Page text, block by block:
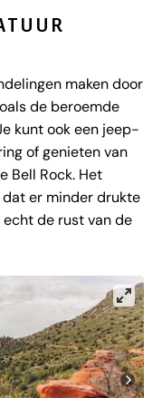
maken door
de beroemde
kunt ook een jeep-
of genieten van
Bell Rock. Het
er minder drukte
echt de rust van de